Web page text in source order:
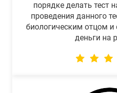
порядке делать тест
проведения данного
биологическим отцом
деньги на